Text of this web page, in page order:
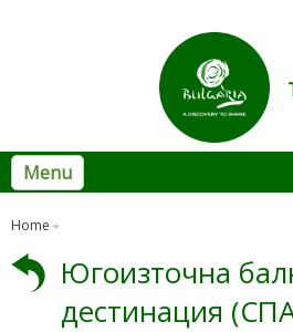
Menu
Home
Югоизточна
дестинация